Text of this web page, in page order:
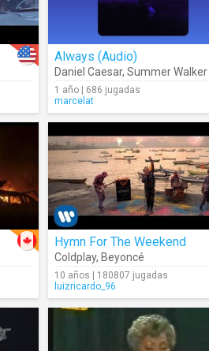
Always (Audio)
Daniel Caesar, Summer Walker
1 año | 686 jugadas
marcelat
Hymn For The Weekend
Coldplay, Beyoncé
10 años | 180807 jugadas
luizricardo_96